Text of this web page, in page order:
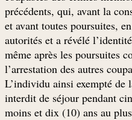
précédents, qui, avant la
,et avant toutes poursuites,
autorités et a révélé
.même après les poursuites
l’arrestation des autres
L’individu ainsi exempté de
interdit de séjour pendant